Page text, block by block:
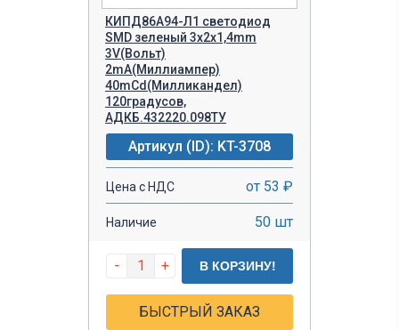
КИПД86А94-Л1 светодиод
SMD зеленый 3х2х1,4mm
3V(Вольт)
2mA(Миллиампер)
40mCd(Милликандел)
120градусов,
АДКБ.432220.098ТУ
Артикул (ID): KT-3708
Цена с НДС от 53 ₽
Наличие 50 шт
- + В КОРЗИНУ!
БЫСТРЫЙ ЗАКАЗ